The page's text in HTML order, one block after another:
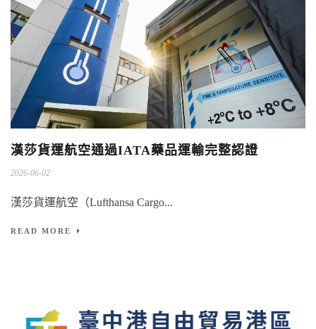
漢莎貨運航空通過IATA藥品運輸完整認證
2026-06-02
漢莎貨運航空（Lufthansa Cargo...
READ MORE